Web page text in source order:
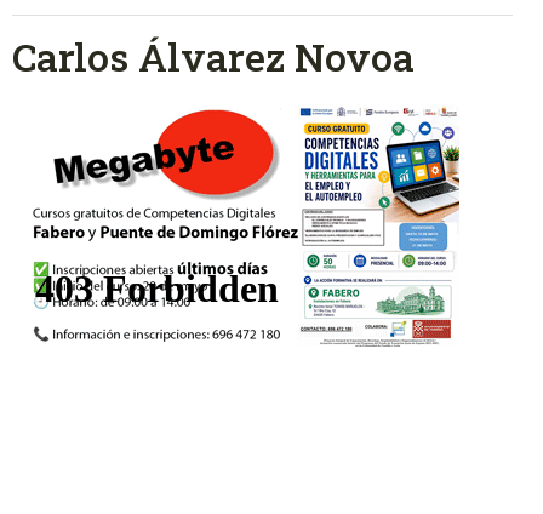
Carlos Álvarez Novoa